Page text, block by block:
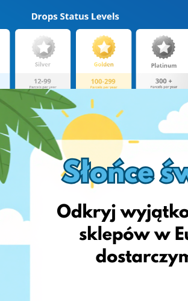
z USA i Europy i zamawiaj
otrzymasz nagrody Drops